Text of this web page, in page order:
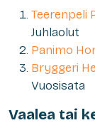
Teerenpeli
Juhlaolut
Panimo
Bryggeri
Vuosisata
Vaalea tai